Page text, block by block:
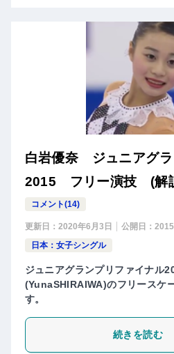
白岩優奈 ジュニアグラ
2015 フリー演技 (解
コメント(14)
更新日： 2020年6月3日 公開日：
日本：女子シングル
ジュニアグランプリファイナル
(YunaSHIRAIWA)のフリースケ
す。
続きを読む